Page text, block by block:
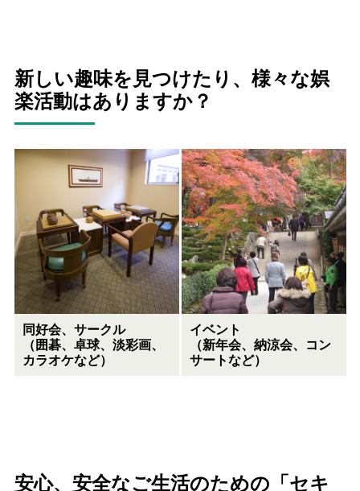
新しい趣味を見つけたり、様々な娯
楽活動はありますか？
同好会、サークル
（囲碁、卓球、淡彩画、
カラオケなど）
イベント
（新年会、納涼会、コン
サートなど）
安心、安全なご生活のための「セキ